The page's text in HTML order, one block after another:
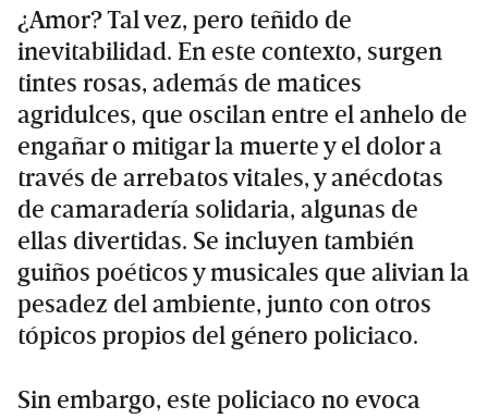
¿Amor? Tal vez, pero teñido de
inevitabilidad. En este contexto, surgen
tintes rosas, además de matices
agridulces, que oscilan entre el anhelo de
engañar o mitigar la muerte y el dolor a
través de arrebatos vitales, y anécdotas
de camaradería solidaria, algunas de
ellas divertidas. Se incluyen también
guiños poéticos y musicales que alivian la
pesadez del ambiente, junto con otros
tópicos propios del género policiaco.
Sin embargo, este policiaco no evoca